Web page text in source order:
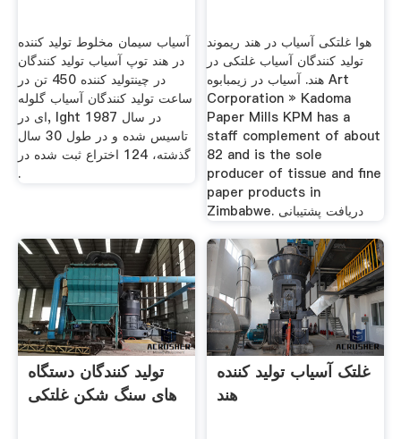
آسیاب سیمان مخلوط تولید کننده
در هند توپ آسیاب تولید کنندگان
در چینتولید کننده 450 تن در
ساعت تولید کنندگان آسیاب گلوله
ای در, lght در سال 1987
تاسیس شده و در طول 30 سال
گذشته، 124 اختراع ثبت شده در
.
هوا غلتکی آسیاب در هند ریموند
تولید کنندگان آسیاب غلتکی در
هند. آسیاب در زیمبابوه Art
Corporation » Kadoma
Paper Mills KPM has a
staff complement of about
82 and is the sole
producer of tissue and fine
paper products in
Zimbabwe. دریافت پشتیبانی
تولید کنندگان دستگاه
های سنگ شکن غلتکی
غلتک آسیاب تولید کننده
هند